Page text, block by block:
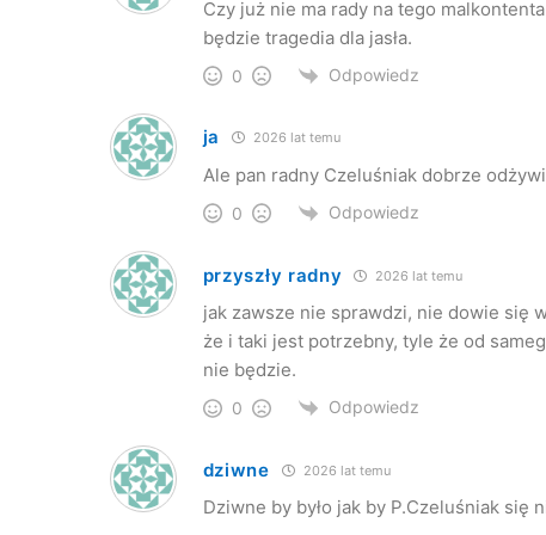
Czy już nie ma rady na tego
będzie tragedia dla jasła.
0 Odpowiedz
ja 2026 lat temu
Ale pan radny Czeluśniak dobrze
0 Odpowiedz
przyszły radny 2026 lat temu
jak zawsze nie sprawdzi, nie dowie się
że i taki jest potrzebny, tyle że od
nie będzie.
0 Odpowiedz
dziwne 2026 lat temu
Dziwne by było jak by P.Czeluśniak się